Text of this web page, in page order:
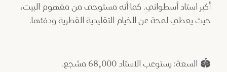
أكبر استاد أسطواني. كما أنه مستوحى من مفهوم البيت،
حيث يعطي لمحة عن الخيام التقليدية القطرية ودفئها.
🏟️ السعة: يستوعب الاستاد 68,000 مشجع.